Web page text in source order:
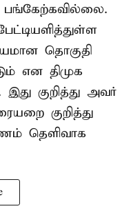
பங்கேற்கவில்லை.
தொகுதி
என திமுக
இது குறித்து அவர்
குறித்து
தெளிவாக